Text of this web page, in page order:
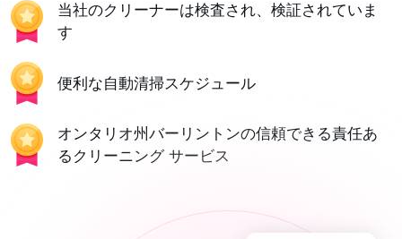
当社のクリーナーは検査され、検証されていま
す
便利な自動清掃スケジュール
オンタリオ州バーリントンの信頼できる責任あ
るクリーニング サービス